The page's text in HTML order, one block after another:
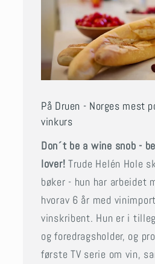
På Druen - Norges mest
vinkurs
Don´t be a wine snob -
lover!Trude Helén Hole
bøker - hun har arbeidet
hvorav 6 år med
vinskribent. Hun er i
og foredragsholder, og
første TV serie om vin,